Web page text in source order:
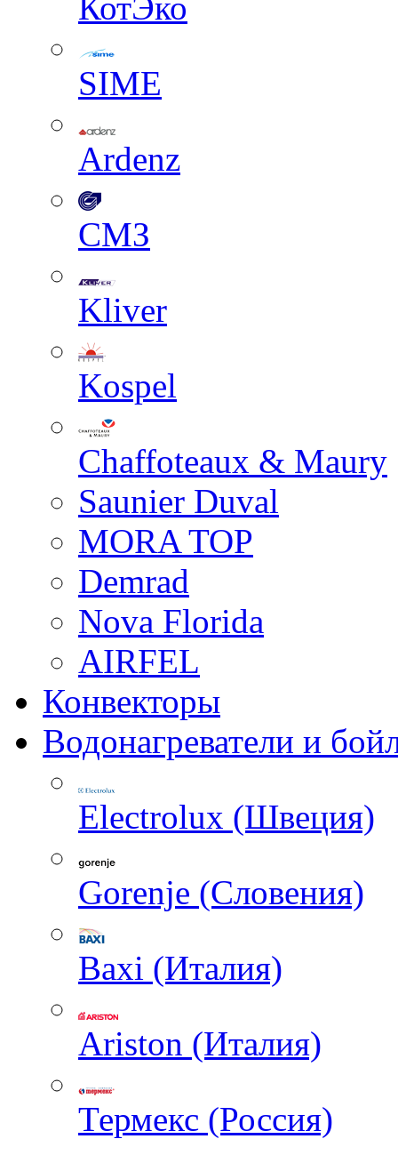
SIME
Ardenz
СМЗ
Kliver
Kospel
Chaffoteaux & Maury
Saunier Duval
MORA TOP
Demrad
Nova Florida
AIRFEL
Конвекторы
Водонагреватели и
Electrolux (Швеция)
Gorenje (Словения)
Baxi (Италия)
Ariston (Италия)
Термекс (Россия)